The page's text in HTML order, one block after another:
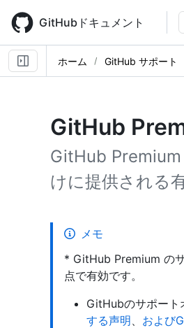
main
content
GitHubドキュメント
ホーム GitHub サポート
GitHub
GitHub
けに提供される
メモ
* GitHub Premium の
点で有効です。
GitHubのサポート
する声明、 および